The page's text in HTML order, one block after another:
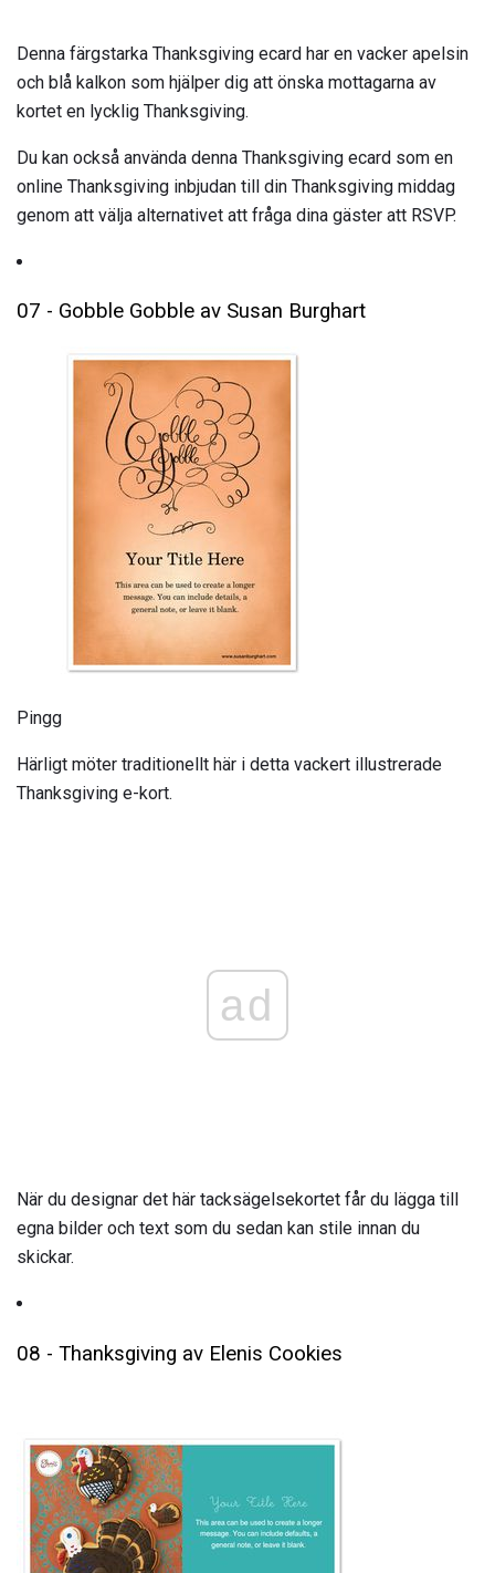
Denna färgstarka Thanksgiving ecard har en vacker apelsin
och blå kalkon som hjälper dig att önska mottagarna av
kortet en lycklig Thanksgiving.
Du kan också använda denna Thanksgiving ecard som en
online Thanksgiving inbjudan till din Thanksgiving middag
genom att välja alternativet att fråga dina gäster att RSVP.
07 - Gobble Gobble av Susan Burghart
Pingg
Härligt möter traditionellt här i detta vackert illustrerade
Thanksgiving e-kort.
ad
När du designar det här tacksägelsekortet får du lägga till
egna bilder och text som du sedan kan stile innan du
skickar.
08 - Thanksgiving av Elenis Cookies